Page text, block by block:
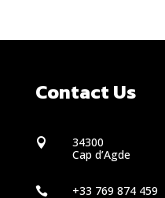
Contact Us

34300
Cap d’Agde
 +33 769 874 459